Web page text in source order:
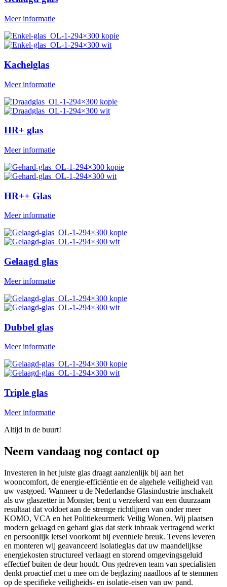
Meer informatie
Kachelglas
Meer informatie
HR+ glas
Meer informatie
HR++ Glas
Meer informatie
Gelaagd glas
Meer informatie
Dubbel glas
Meer informatie
Triple glas
Meer informatie
Altijd in de buurt!
Neem vandaag nog contact op
Investeren in het juiste glas draagt aanzienlijk bij aan het
wooncomfort, de energie-efficiëntie en de algehele veiligheid van
uw vastgoed. Wanneer u de Nederlandse Glasindustrie inschakelt
als uw glaszetter in Monster, bent u verzekerd van een duurzaam
resultaat dat voldoet aan de strenge richtlijnen van onder meer
KOMO, VCA en het Politiekeurmerk Veilig Wonen. Wij plaatsen
modern gelaagd en gehard glas dat sterk inbraak vertragend werkt
en persoonlijk letsel voorkomt bij eventuele breuk. Tevens leveren
en monteren wij geavanceerd isolatieglas dat uw maandelijkse
energiekosten structureel verlaagt en storend omgevingsgeluid
effectief buiten de deur houdt. Ons gedreven team van specialisten
denkt proactief met u mee om de beglazing naadloos af te stemmen
op de specifieke veiligheids- en isolatie-eisen van uw pand.